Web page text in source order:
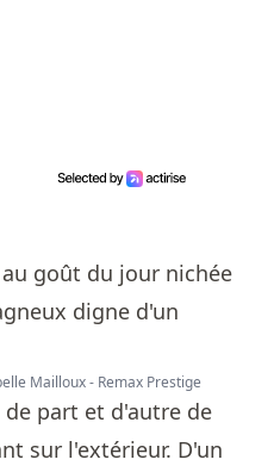
Mailloux - Remax Prestige
part et d'autre de
sur l'extérieur. D'un